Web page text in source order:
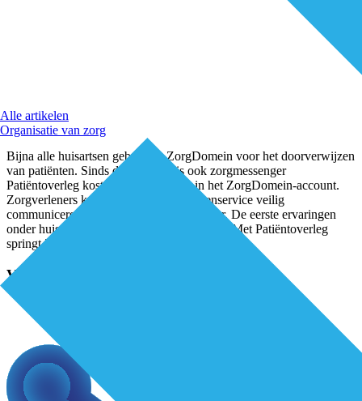
Alle artikelen
Organisatie van zorg
Bijna alle huisartsen gebruiken ZorgDomein voor het doorverwijzen
van patiënten. Sinds deze maand is ook zorgmessenger
Patiëntoverleg kosteloos te activeren in het ZorgDomein-account.
Zorgverleners kunnen met deze berichtenservice veilig
communiceren via hun mobiel of computer. De eerste ervaringen
onder huisartsen en apothekers zijn positief. Met Patiëntoverleg
springt ZorgDomein in op de
Verder lezen?